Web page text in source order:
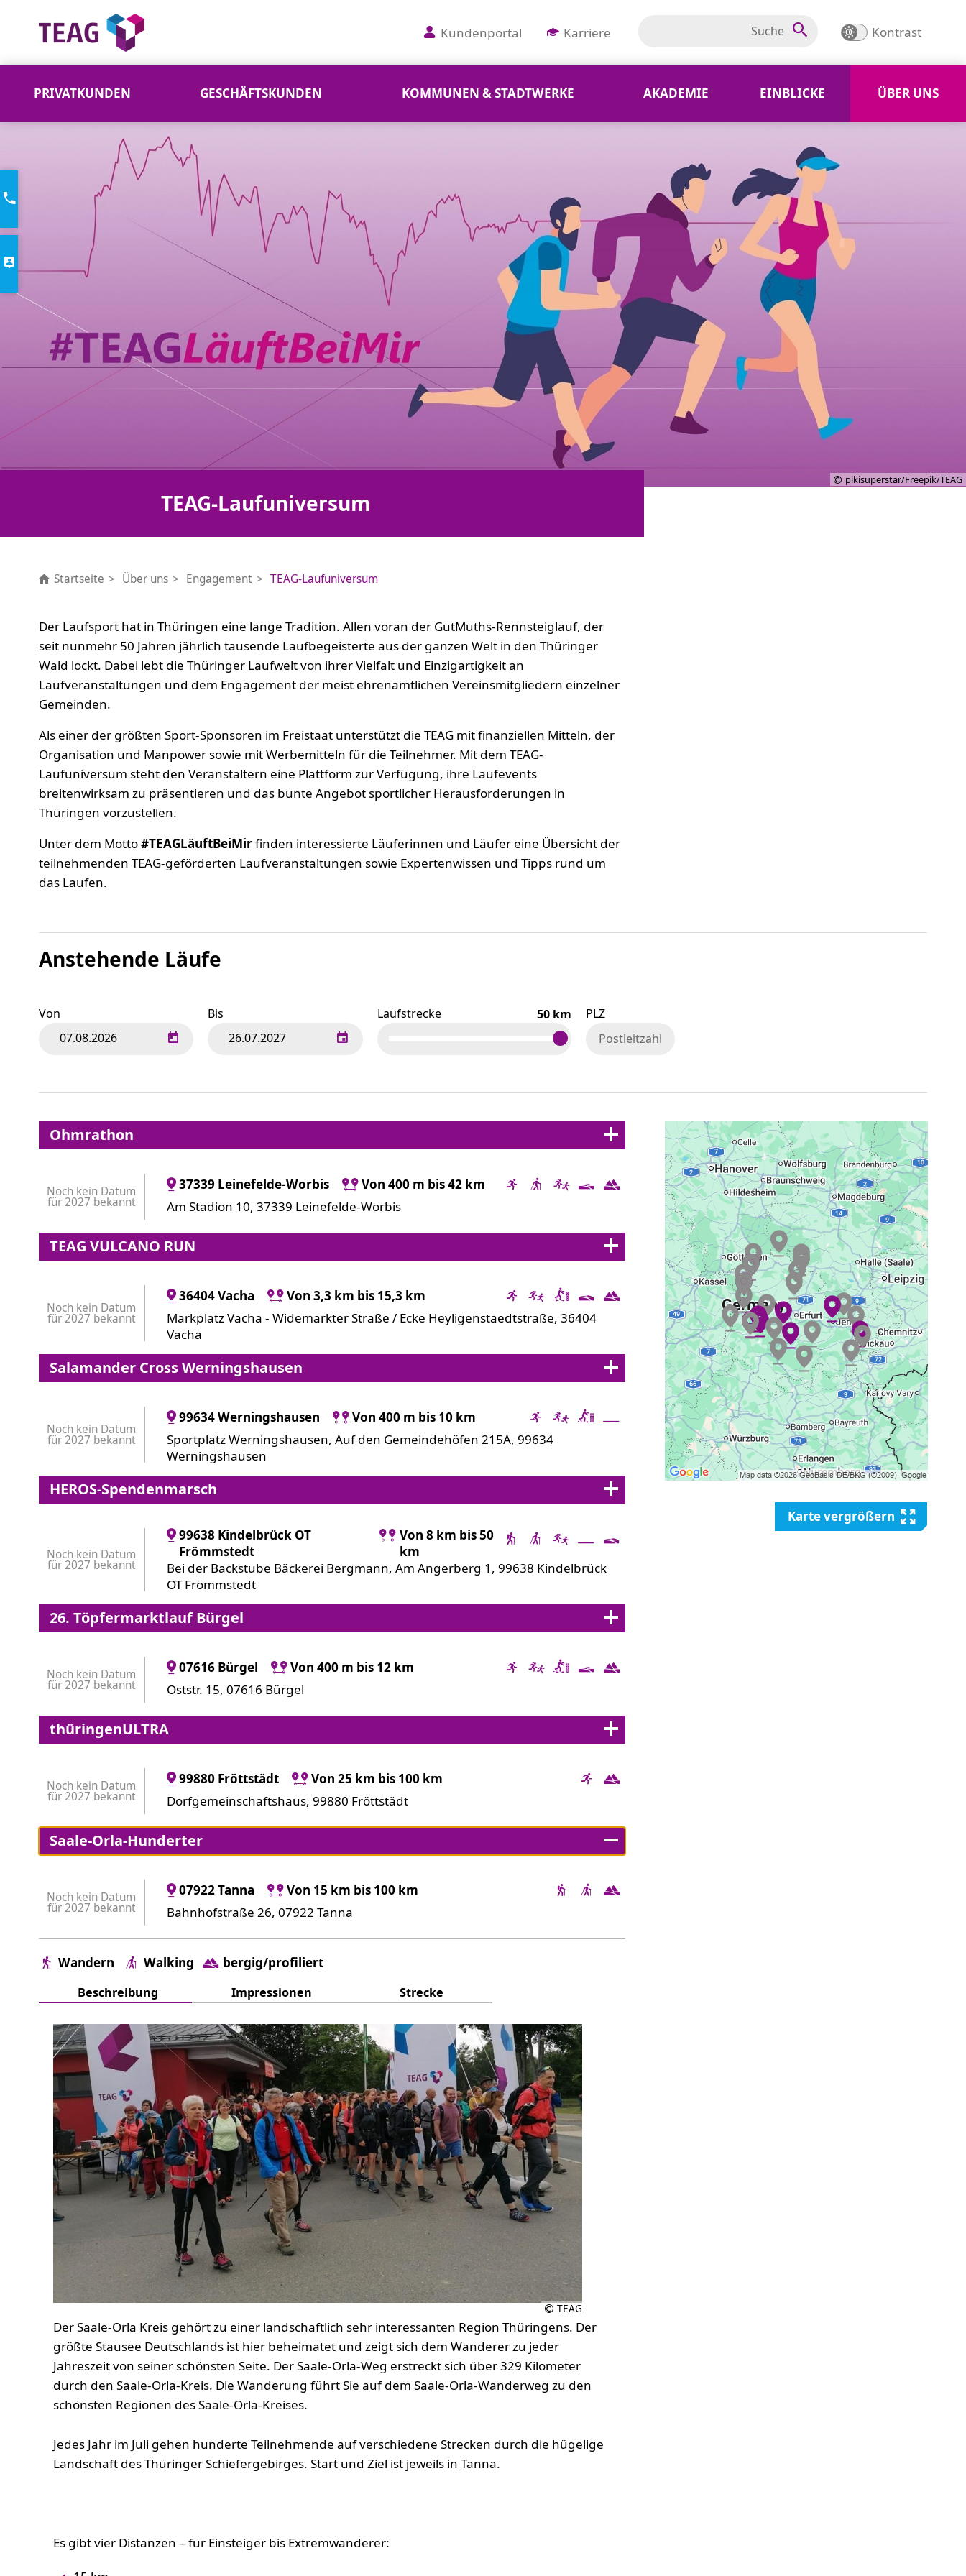
Kundenportal Karriere Kontrast
PRIVATKUNDEN GESCHÄFTSKUNDEN KOMMUNEN & STADTWERKE AKADEMIE EINBLICKE ÜBER UNS
pikisuperstar/Freepik/TEAG
TEAG-Laufuniversum
Startseite Über uns Engagement TEAG-Laufuniversum
Der Laufsport hat in Thüringen eine lange Tradition. Allen voran der GutMuths-Rennsteiglauf, der
seit nunmehr 50 Jahren jährlich tausende Laufbegeisterte aus der ganzen Welt in den Thüringer
Wald lockt. Dabei lebt die Thüringer Laufwelt von ihrer Vielfalt und Einzigartigkeit an
Laufveranstaltungen und dem Engagement der meist ehrenamtlichen Vereinsmitgliedern einzelner
Gemeinden.
Als einer der größten Sport-Sponsoren im Freistaat unterstützt die TEAG mit finanziellen Mitteln, der
Organisation und Manpower sowie mit Werbemitteln für die Teilnehmer. Mit dem TEAG-
Laufuniversum steht den Veranstaltern eine Plattform zur Verfügung, ihre Laufevents
breitenwirksam zu präsentieren und das bunte Angebot sportlicher Herausforderungen in
Thüringen vorzustellen.
Unter dem Motto#TEAGLäuftBeiMirfinden interessierte Läuferinnen und Läufer eine Übersicht der
teilnehmenden TEAG-geförderten Laufveranstaltungen sowie Expertenwissen und Tipps rund um
das Laufen.
Anstehende Läufe
Von Bis Laufstrecke km PLZ
Ohmrathon
Noch kein Datum
für 2027 bekannt
37339 Leinefelde-Worbis
Von 400 m bis 42 km
Am Stadion 10, 37339 Leinefelde-Worbis
TEAG VULCANO RUN
Noch kein Datum
für 2027 bekannt
36404 Vacha
Von 3,3 km bis 15,3 km
Markplatz Vacha - Widemarkter Straße / Ecke Heyligenstaedtstraße, 36404
Vacha
Salamander Cross Werningshausen
Noch kein Datum
für 2027 bekannt
99634 Werningshausen
Von 400 m bis 10 km
Sportplatz Werningshausen, Auf den Gemeindehöfen 215A, 99634
Werningshausen
HEROS-Spendenmarsch
Noch kein Datum
für 2027 bekannt
99638 Kindelbrück OT
Frömmstedt
Von 8 km bis 50
km
Bei der Backstube Bäckerei Bergmann, Am Angerberg 1, 99638 Kindelbrück
OT Frömmstedt
26. Töpfermarktlauf Bürgel
Noch kein Datum
für 2027 bekannt
07616 Bürgel
Von 400 m bis 12 km
Oststr. 15, 07616 Bürgel
thüringenULTRA
Noch kein Datum
für 2027 bekannt
99880 Fröttstädt
Von 25 km bis 100 km
Dorfgemeinschaftshaus, 99880 Fröttstädt
Saale-Orla-Hunderter
Noch kein Datum
für 2027 bekannt
07922 Tanna
Von 15 km bis 100 km
Bahnhofstraße 26, 07922 Tanna
Wandern Walking bergig/profiliert
Beschreibung
TEAG
Der Saale-Orla Kreis gehört zu einer landschaftlich sehr interessanten Region Thüringens. Der
größte Stausee Deutschlands ist hier beheimatet und zeigt sich dem Wanderer zu jeder
Jahreszeit von seiner schönsten Seite. Der Saale-Orla-Weg erstreckt sich über 329 Kilometer
durch den Saale-Orla-Kreis. Die Wanderung führt Sie auf dem Saale-Orla-Wanderweg zu den
schönsten Regionen des Saale-Orla-Kreises.
Jedes Jahr im Juli gehen hunderte Teilnehmende auf verschiedene Strecken durch die hügelige
Landschaft des Thüringer Schiefergebirges. Start und Ziel ist jeweils in Tanna.
Es gibt vier Distanzen – für Einsteiger bis Extremwanderer:
Impressionen
Strecke
Karte vergrößern